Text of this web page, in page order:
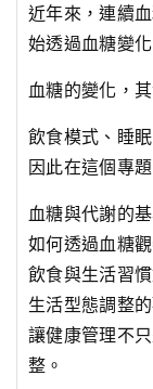
近年來，連續
始透過血糖變
血糖的變化，
飲食模式、睡
因此在這個專
血糖與代謝的
如何透過血糖
飲食與生活習
生活型態調整
讓健康管理不
整。